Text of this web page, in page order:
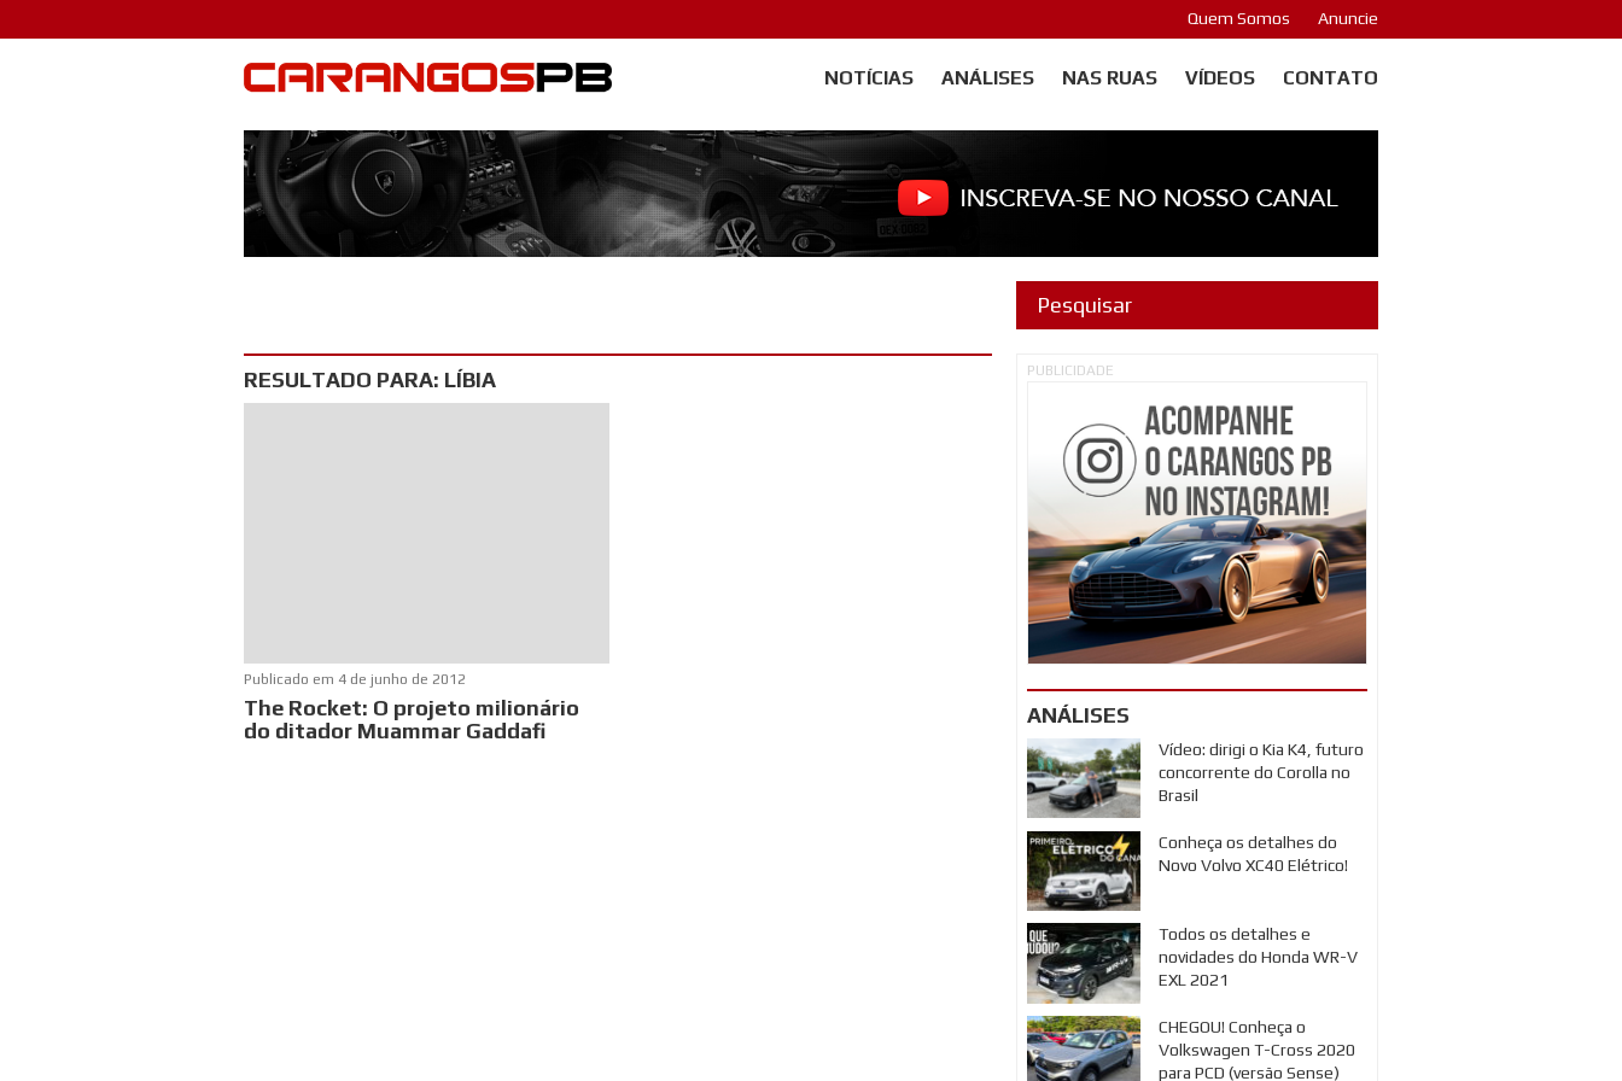
Quem Somos Anuncie
NOTÍCIAS ANÁLISES NAS RUAS VÍDEOS CONTATO
RESULTADO PARA: LÍBIA
Publicado em 4 de junho de 2012
The Rocket: O projeto milionário
do ditador Muammar Gaddafi
PUBLICIDADE
ANÁLISES
Vídeo: dirigi o Kia K4, futuro
concorrente do Corolla no
Brasil
Conheça os detalhes do
Novo Volvo XC40 Elétrico!
Todos os detalhes e
novidades do Honda WR-V
EXL 2021
CHEGOU! Conheça o
Volkswagen T-Cross 2020
para PCD (versão Sense)